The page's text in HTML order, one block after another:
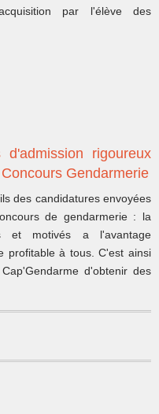
par l'élève des
rigoureux
Gendarmerie
des candidatures envoyées
de gendarmerie : la
et motivés a l'avantage
profitable à tous. C'est ainsi
d'obtenir des